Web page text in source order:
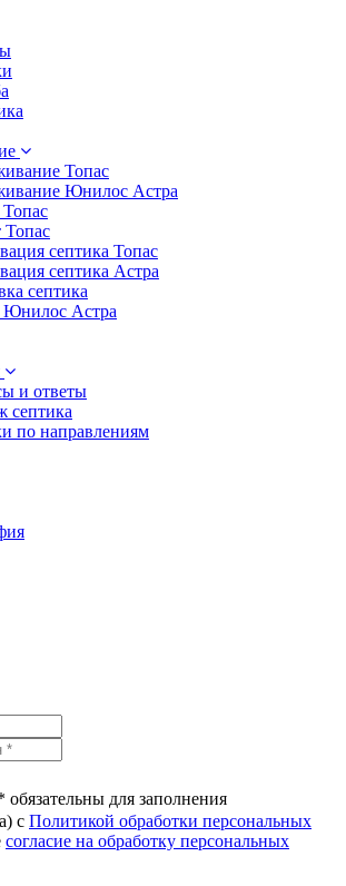
Топас
Юнилос Астра
Топас
септика Топас
септика Астра
септика
Юнилос Астра
и ответы
септика
по направлениям
обязательны для заполнения
с Политикой обработки персональных
согласие на обработку персональных